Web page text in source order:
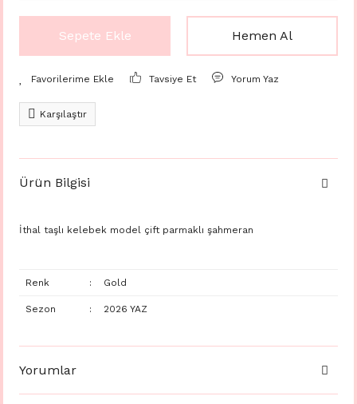
Sepete Ekle Hemen Al
Tavsiye Et Yorum Yaz
Karşılaştır
Ürün Bilgisi
İthal taşlı kelebek model çift parmaklı şahmeran
Renk : Gold
Sezon : 2026 YAZ
Yorumlar